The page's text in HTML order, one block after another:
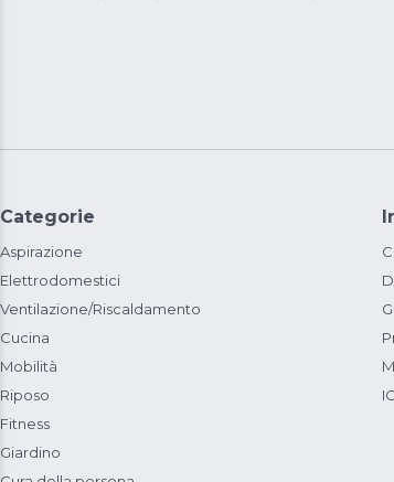
Categorie
Aspirazione
Elettrodomestici
Ventilazione/Riscaldamento
Cucina
Mobilità
Riposo
Fitness
Giardino